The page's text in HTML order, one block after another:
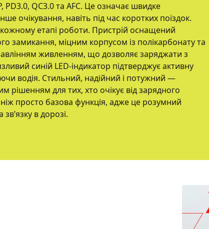
PD3.0, QC3.0 та AFC. Це означає швидке
очікування, навіть під час коротких поїздок.
етапі роботи. Пристрій оснащений
замикання, міцним корпусом із полікарбонату та
живленням, що дозволяє заряджати з
синій LED-індикатор підтверджує активну
водія. Стильний, надійний і потужний —
рішенням для тих, хто очікує від зарядного
просто базова функція, адже це розумний
в дорозі.